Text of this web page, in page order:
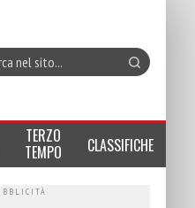
TERZO
TEMPO CLASSIFICHE